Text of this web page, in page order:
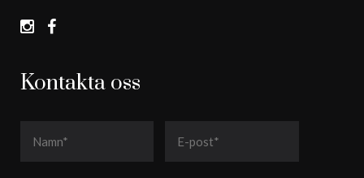
Kontakta oss